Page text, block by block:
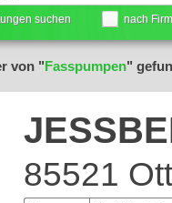
suchen nach
von "Fasspumpen"
85521